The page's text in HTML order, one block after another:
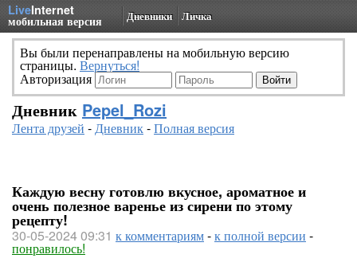
LiveInternet
мобильная версия Дневники Личка
Вы были перенаправлены на мобильную версию
страницы. Вернуться!
Авторизация
Дневник Pepel_Rozi
Лента друзей -Дневник-Полная версия
Каждую весну готовлю вкусное, ароматное и
очень полезное варенье из сирени по этому
рецепту!
30-05-2024 09:31 к комментариям-к полной версии -
понравилось!